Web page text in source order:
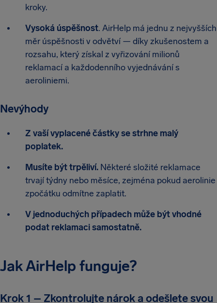
kroky.
Vysoká úspěšnost. AirHelp má jednu z nejvyšších
měr úspěšnosti v odvětví — díky zkušenostem a
rozsahu, který získal z vyřizování milionů
reklamací a každodenního vyjednávání s
aeroliniemi.
Nevýhody
Z vaší vyplacené částky se strhne malý
poplatek.
Musíte být trpěliví. Některé složité reklamace
trvají týdny nebo měsíce, zejména pokud aerolinie
zpočátku odmítne zaplatit.
V jednoduchých případech může být vhodné
podat reklamaci samostatně.
Jak AirHelp funguje?
Krok 1 – Zkontrolujte nárok a odešlete svou